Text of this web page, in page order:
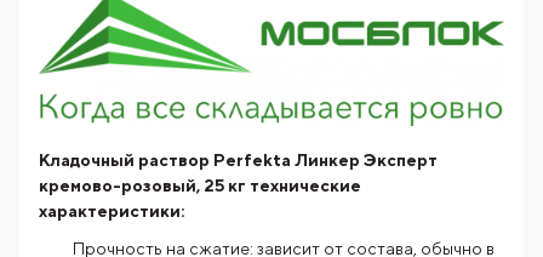
Кладочный раствор Perfekta Линкер Эксперт
кремово-розовый, 25 кг технические
характеристики:
Прочность на сжатие: зависит от состава, обычно в